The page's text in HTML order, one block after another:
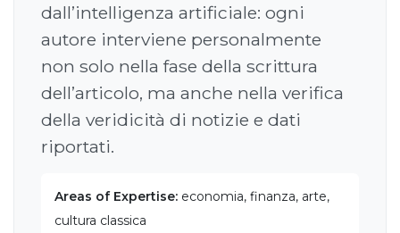
dall’intelligenza artificiale: ogni
autore interviene personalmente
non solo nella fase della scrittura
dell’articolo, ma anche nella verifica
della veridicità di notizie e dati
riportati.
Areas of Expertise: economia, finanza, arte,
cultura classica